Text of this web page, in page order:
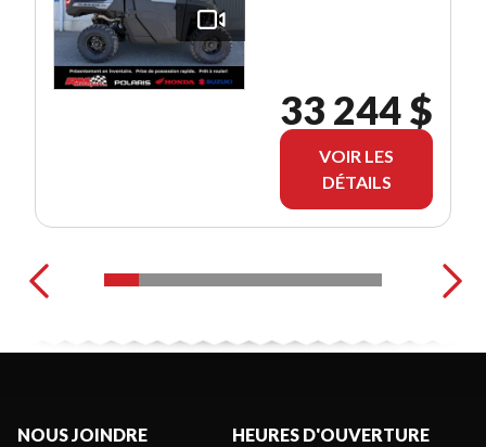
33 244 $
VOIR LES
DÉTAILS
NOUS JOINDRE HEURES D'OUVERTURE